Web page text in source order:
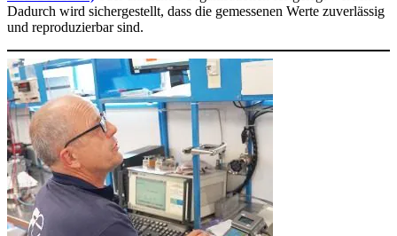
Dadurch wird sichergestellt, dass die gemessenen Werte zuverlässig
und reproduzierbar sind.